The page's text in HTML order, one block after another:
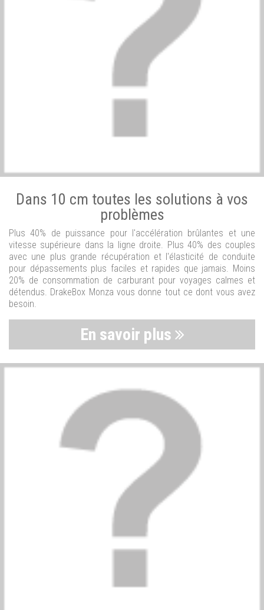
Dans 10 cm toutes les solutions à vos
problèmes
Plus 40% de puissance pour l'accélération brûlantes et une
vitesse supérieure dans la ligne droite. Plus 40% des couples
avec une plus grande récupération et l'élasticité de conduite
pour dépassements plus faciles et rapides que jamais. Moins
20% de consommation de carburant pour voyages calmes et
détendus. DrakeBox Monza vous donne tout ce dont vous avez
besoin.
En savoir plus